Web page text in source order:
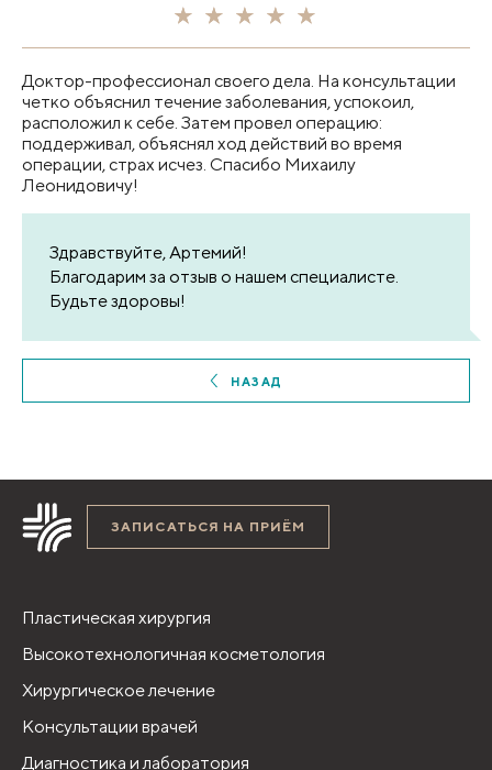
Доктор-профессионал своего дела. На консультации
четко объяснил течение заболевания, успокоил,
расположил к себе. Затем провел операцию:
поддерживал, объяснял ход действий во время
операции, страх исчез. Спасибо Михаилу
Леонидовичу!
Здравствуйте, Артемий!
Благодарим за отзыв о нашем специалисте.
Будьте здоровы!
НАЗАД
ЗАПИСАТЬСЯ НА ПРИЁМ
Пластическая хирургия
Высокотехнологичная косметология
Хирургическое лечение
Консультации врачей
Диагностика и лаборатория